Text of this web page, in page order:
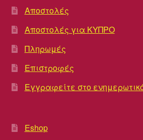
Αποστολές
Αποστολές για ΚΥΠΡΟ
Πληρωμές
Επιστροφές
Εγγραφείτε στο
Eshop